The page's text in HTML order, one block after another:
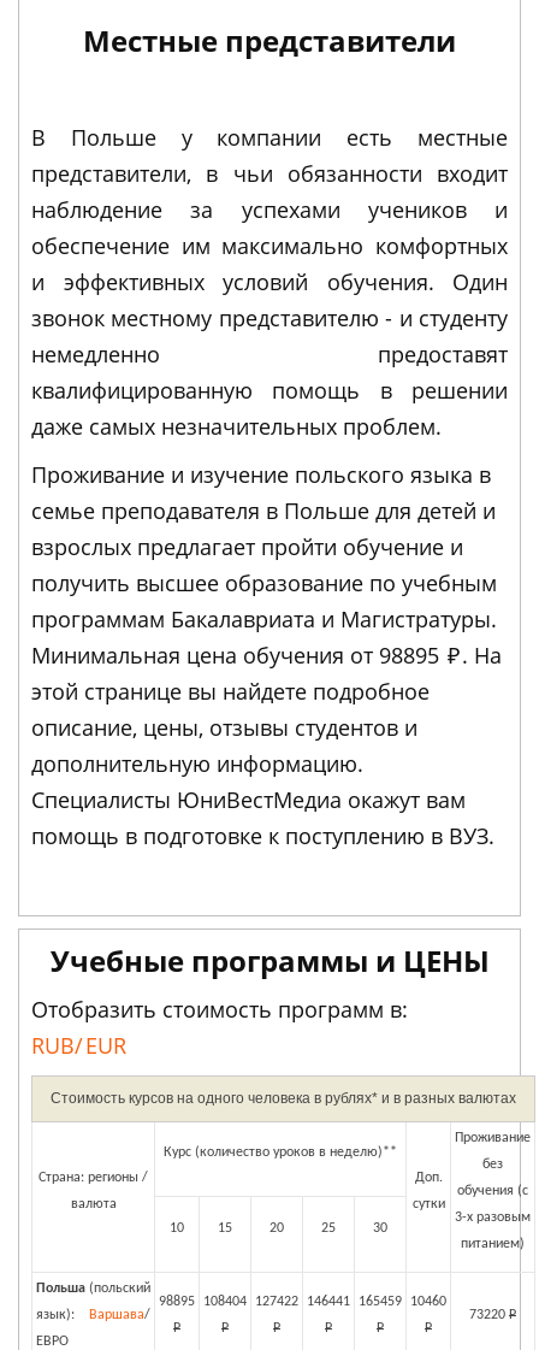
Местные представители
В Польше у компании есть местные
представители, в чьи обязанности входит
наблюдение за успехами учеников и
обеспечение им максимально комфортных
и эффективных условий обучения. Один
звонок местному представителю - и студенту
немедленно предоставят
квалифицированную помощь в решении
даже самых незначительных проблем.
Проживание и изучение польского языка в
семье преподавателя в Польше для детей и
взрослых предлагает пройти обучение и
получить высшее образование по учебным
программам Бакалавриата и Магистратуры.
Минимальная цена обучения от 98895 ₽. На
этой странице вы найдете подробное
описание, цены, отзывы студентов и
дополнительную информацию.
Специалисты ЮниВестМедиа окажут вам
помощь в подготовке к поступлению в ВУЗ.
Учебные программы и ЦЕНЫ
Отобразить стоимость программ в:
RUB/EUR
Стоимость курсов на одного человека в рублях* и в разных валютах
Страна: регионы /
валюта
Курс (количество уроков в неделю)**
Доп.
сутки
Проживание
без
обучения (с
3-х разовым
питанием)
10 15 20 25 30
Польша (польский
язык):
Варшава/
ЕВРО
98895
Р
108404
Р
127422
Р
146441
Р
165459
Р
10460
Р
73220 Р